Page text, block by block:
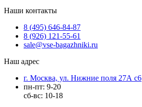
Наши контакты
8 (495) 646-84-87
8 (926) 121-55-61
sale@vse-bagazhniki.ru
Наш адрес
г. Москва, ул. Нижние поля 27А с6
пн-пт: 9-20
сб-вс: 10-18